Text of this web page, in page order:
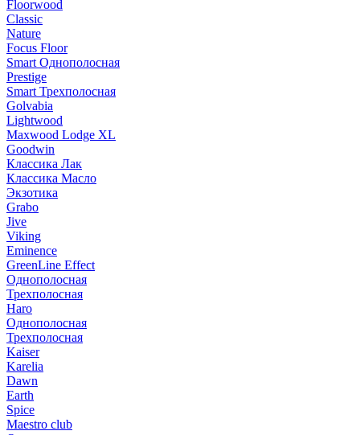
Floorwood
Classic
Nature
Focus Floor
Smart Однополосная
Prestige
Smart Трехполосная
Golvabia
Lightwood
Maxwood Lodge XL
Goodwin
Классика Лак
Классика Масло
Экзотика
Grabo
Jive
Viking
Eminence
GreenLine Effect
Однополосная
Трехполосная
Haro
Однополосная
Трехполосная
Kaiser
Karelia
Dawn
Earth
Spice
Maestro club